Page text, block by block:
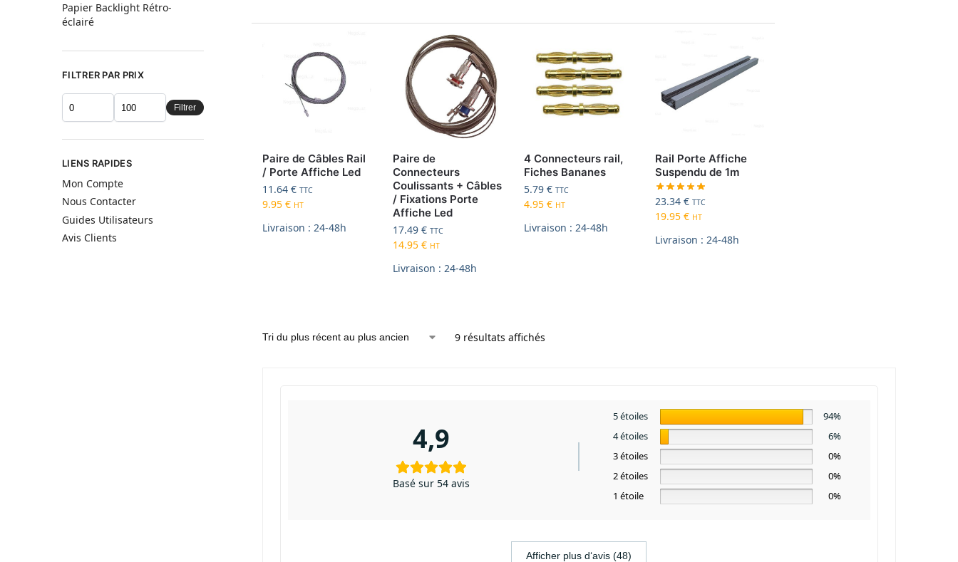
Paire de Câbles Rail
/ Porte Affiche Led
11.64 € TTC
9.95 € HT
Livraison : 24-48h
Paire de
Connecteurs
Coulissants + Câbles
/ Fixations Porte
Affiche Led
17.49€ TTC
14.95€ HT
Livraison : 24-48h
4 Connecteurs rail,
Fiches Bananes
5.79€ TTC
4.95€ HT
Livraison : 24-48h
Rail Porte Affiche
Suspendu de 1m
23.34 € TTC
19.95 € HT
Livraison : 24-48h
9 résultats affichés
4,9
Basé sur 54 avis
5 étoiles
94%
4 étoiles
6%
3 étoiles
0%
2 étoiles
0%
1 étoile
0%
Afficher plus d‘avis (48)
Papier Backlight Rétro-
éclairé
FILTRER PAR PRIX
Filtrer
LIENS RAPIDES
Mon Compte
Nous Contacter
Guides Utilisateurs
Avis Clients